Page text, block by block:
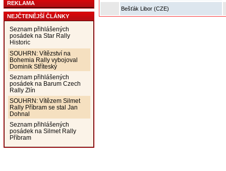
REKLAMA
NEJČTENĚJŠÍ ČLÁNKY
Seznam přihlášených
posádek na Star Rally
Historic
SOUHRN: Vítězství na
Bohemia Rally vybojoval
Dominik Stříteský
Seznam přihlášených
posádek na Barum Czech
Rally Zlín
SOUHRN: Vítězem Silmet
Rally Příbram se stal Jan
Dohnal
Seznam přihlášených
posádek na Silmet Rally
Příbram
Bešťák Libor (CZE)